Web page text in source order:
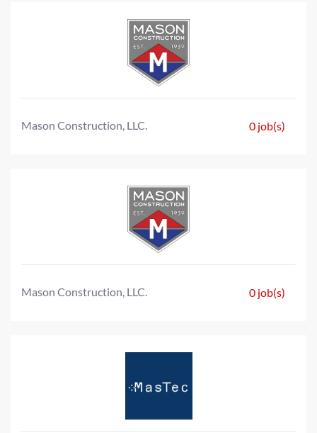
Mason Construction, LLC. 0 job(s)
Mason Construction, LLC. 0 job(s)